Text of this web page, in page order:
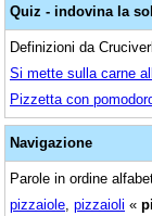
Quiz - indovina la
Definizioni da
Si mette sulla carne
Pizzetta con
Navigazione
Parole in ordine
pizzaiole pizzaioli «